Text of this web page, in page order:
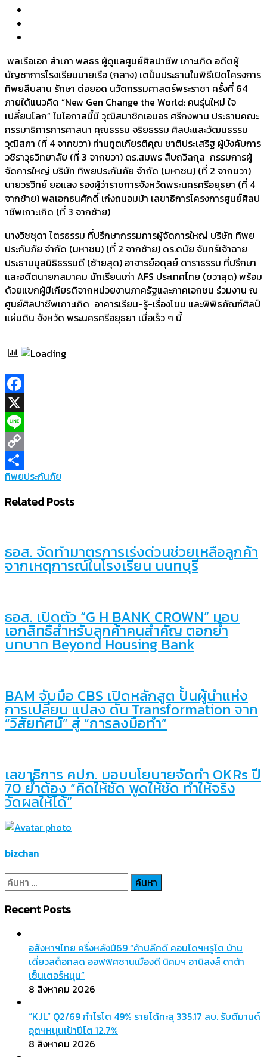
พลเรือเอก สำเภา พลธร ผู้ดูแลศูนย์ศิลปาชีพ เกาะเกิด อดีตผู้
บัญชาการโรงเรียนนายเรือ (กลาง) เตป็นประธานในพิธีเปิดโครงการ
ทิพยสืบสาน รักษา ต่อยอด นวัตกรรมศาสตร์พระราชา ครั้งที่ 64
ภายใต้แนวคิด “New Gen Change the World: คนรุ่นใหม่ ใจ
เปลี่ยนโลก” ในโอกาสนี้มี วุฒิสมาชิกเอมอร ศรีกงพาน ประธานคณะ
กรรมาธิการการศาสนา คุณธรรม จริยธรรม ศิลปะและวัฒนธรรม
วุฒิสภา (ที่ 4 จากขวา) ท่านทูตเกียรติคุณ ชาติประเสริฐ ผู้บังคับการ
วชิราวุธวิทยาลัย (ที่ 3 จากขวา) ดร.สมพร สืบถวิลกุล กรรมการผู้
จัดการใหญ่ บริษัท ทิพยประกันภัย จำกัด (มหาชน) (ที่ 2 จากขวา)
นายวรวิทย์ ยอแสง รองผู้ว่าราชการจังหวัดพระนครศรีอยุธยา (ที่ 4
จากซ้าย) พลเอกธนศักดิ์ เก่งถนอมม้า เลขาธิการโครงการศูนย์ศิลป
าชีพเกาะเกิด (ที่ 3 จากซ้าย)
นางวิชชุดา ไตรธรรม ที่ปรึกษากรรมการผู้จัดการใหญ่ บริษัท ทิพย
ประกันภัย จำกัด (มหาชน) (ที่ 2 จากซ้าย) ดร.ดนัย จันทร์เจ้าฉาย
ประธานมูลนิธิธรรมดี (ซ้ายสุด) อาจารย์อดุลย์ ดาราธรรม ที่ปรึกษา
และอดีตนายกสมาคม นักเรียนเก่า AFS ประเทศไทย (ขวาสุด) พร้อม
ด้วยแขกผู้มีเกียรติจากหน่วยงานภาครัฐและภาคเอกชน ร่วมงาน ณ
ศูนย์ศิลปาชีพเกาะเกิด อาคารเรียน-รู้-เรื่องโขน และพิพิธภัณฑ์ศิลป์
แผ่นดิน จังหวัด พระนครศรีอยุธยา เมื่อเร็ว ๆ นี้
Facebook
X
Line
Copy
Link
Share
ทิพยประกันภัย
Related Posts
ธอส. จัดทำมาตรการเร่งด่วนช่วยเหลือลูกค้า
จากเหตุการณ์ในโรงเรียน นนทบุรี
ธอส. เปิดตัว “G H BANK CROWN” มอบ
เอกสิทธิ์สำหรับลูกค้าคนสำคัญ ตอกย้ำ
บทบาท Beyond Housing Bank
BAM จับมือ CBS เปิดหลักสูต ปั้นผู้นำแห่ง
การเปลี่ยน แปลง ดัน Transformation จาก
“วิสัยทัศน์” สู่ “การลงมือทำ”
เลขาธิการ คปภ. มอบนโยบายจัดทำ OKRs ปี
70 ย้ำต้อง “คิดให้ชัด พูดให้ชัด ทำให้จริง
วัดผลให้ได้”
bizchan
ค้นหา
สำหรับ:
Recent Posts
อสังหาฯไทย ครึ่งหลังปี69 “ค้าปลีกดี คอนโดฯหรูโต บ้าน
เดี่ยวสต็อกลด ออฟฟิศชานเมืองดี นิคมฯ อานิสงส์ ดาต้า
เซ็นเตอร์หนุน”
8 สิงหาคม 2026
“KJL” Q2/69 กำไรโต 49% รายได้ทะลุ 335.17 ลบ. รับดีมานด์
อุตฯหนุนเป้าปีโต 12.7%
8 สิงหาคม 2026